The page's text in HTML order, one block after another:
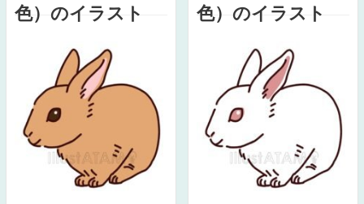
色）のイラスト
色）のイラスト